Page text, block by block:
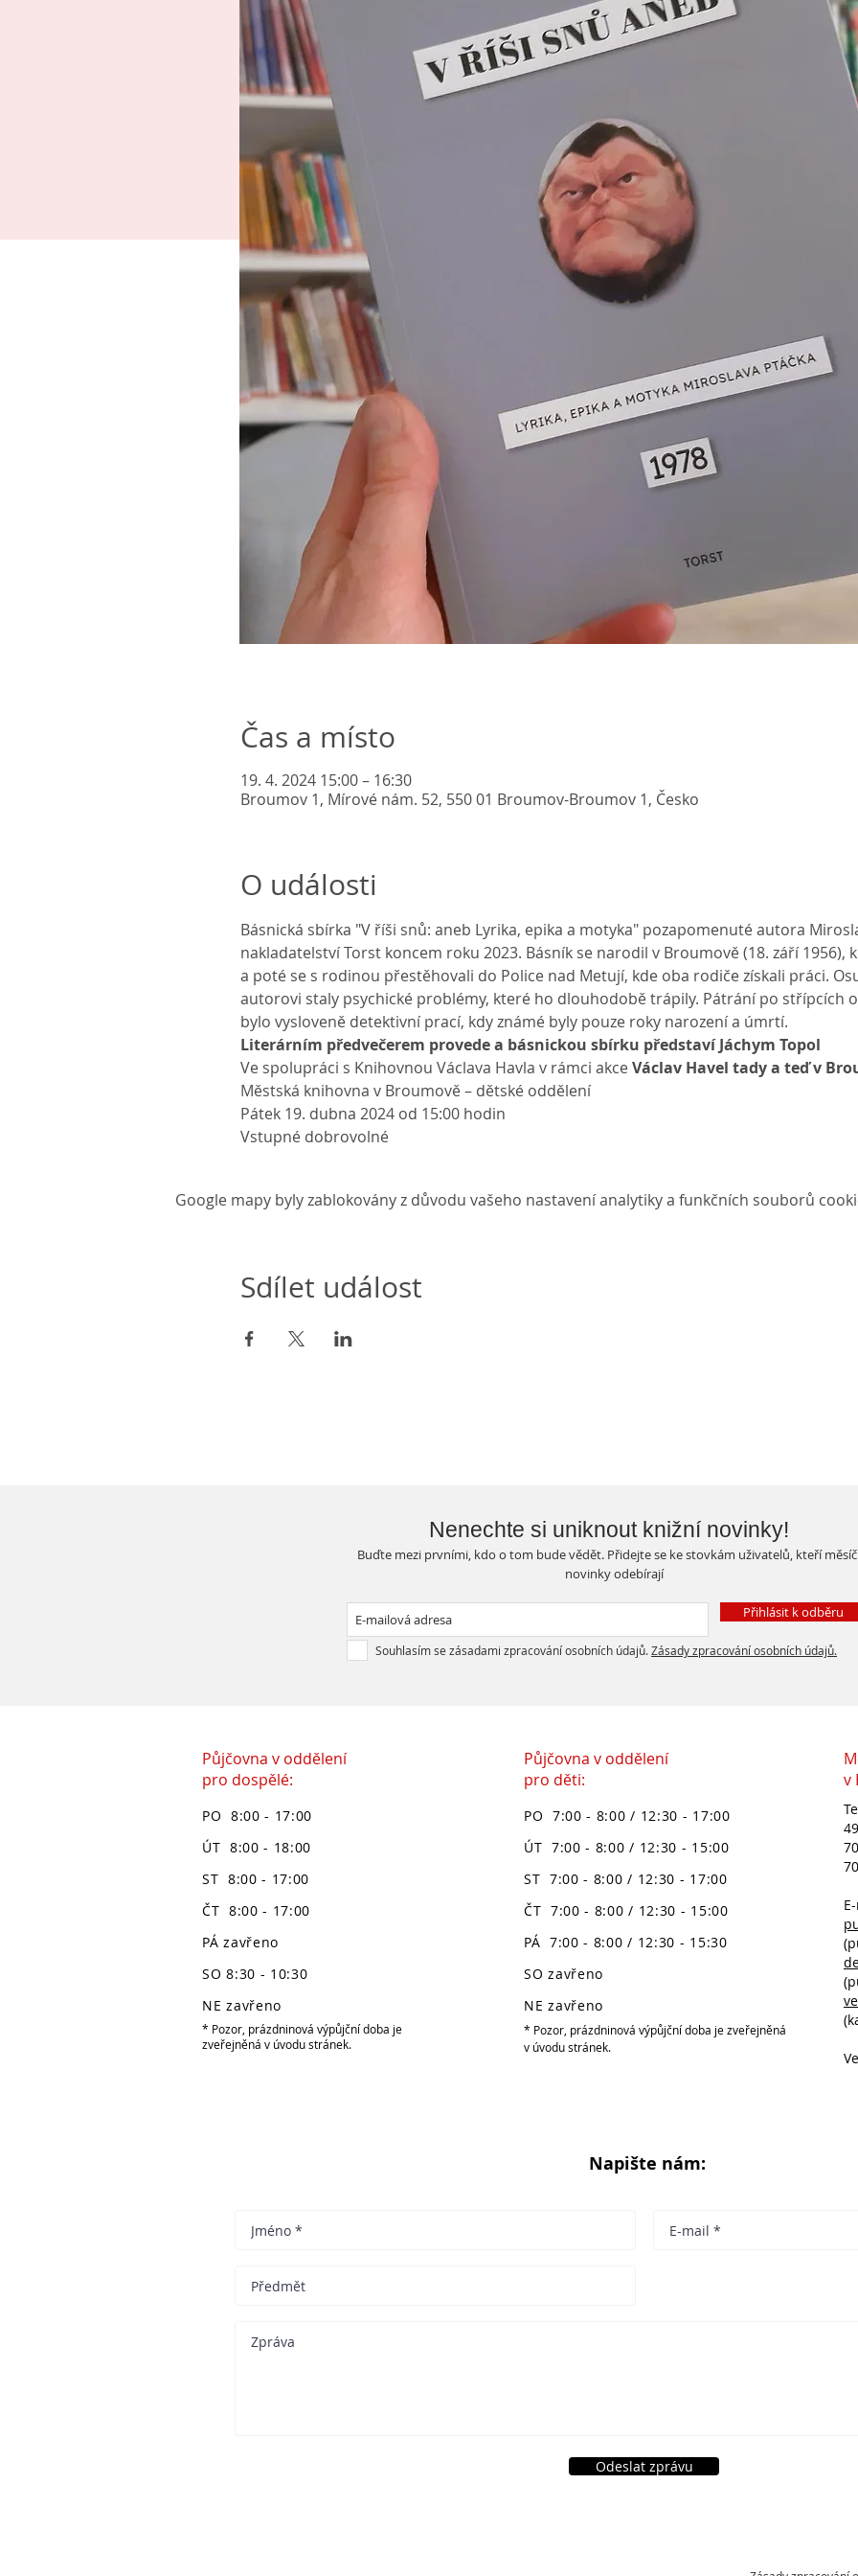
Čas a místo
19. 4. 2024 15:00 – 16:30
Broumov 1, Mírové nám. 52, 550 01 Broumov-Broumov 1, Česko
O události
Básnická sbírka "V říši snů: aneb Lyrika, epika a motyka" pozapomenuté autora
nakladatelství Torst koncem roku 2023. Básník se narodil v Broumově (18. září 1956),
a poté se s rodinou přestěhovali do Police nad Metují, kde oba rodiče získali práci.
autorovi staly psychické problémy, které ho dlouhodobě trápily. Pátrání po střípcích
bylo vysloveně detektivní prací, kdy známé byly pouze roky narození a úmrtí.
Literárním předvečerem provede a básnickou sbírku představí Jáchym Topol
Ve spolupráci s Knihovnou Václava Havla v rámci akce Václav Havel tady a teď v
Městská knihovna v Broumově – dětské oddělení
Pátek 19. dubna 2024 od 15:00 hodin
Vstupné dobrovolné
Google mapy byly zablokovány z důvodu vašeho nastavení analytiky a funkčních souborů
Sdílet událost
Půjčovna v oddělení
pro dospělé:
PO 8:00 - 17:00
ÚT 8:00 - 18:00
ST 8:00 - 17:00
ČT 8:00 - 17:00
PÁ zavřeno
SO 8:30 - 10:30
NE zavřeno
* Pozor, prázdninová výpůjční doba je
zveřejněná v úvodu stránek.
Půjčovna v oddělení
pro děti:
PO 7:00 - 8:00 / 12:30 - 17:00
ÚT 7:00 - 8:00 / 12:30 - 15:00
ST 7:00 - 8:00 / 12:30 - 17:00
ČT 7:00 - 8:00 / 12:30 - 15:00
PÁ 7:00 - 8:00 / 12:30 - 15:30
SO zavřeno
NE zavřeno
* Pozor, prázdninová výpůjční doba je zveřejněná
v úvodu stránek.
v
Napište nám:
Odeslat zprávu
Nenechte si uniknout knižní novinky!
Buďte mezi prvními, kdo o tom bude vědět. Přidejte se ke stovkám uživatelů, kteří
novinky odebírají
Přihlásit k odběru
Souhlasím se zásadami zpracování osobních údajů.Zásady zpracování osobních údajů.